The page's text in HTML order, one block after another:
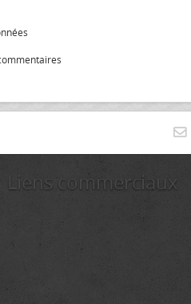
Liens commerciaux